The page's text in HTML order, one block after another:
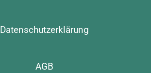
Datenschutzerklärung
AGB